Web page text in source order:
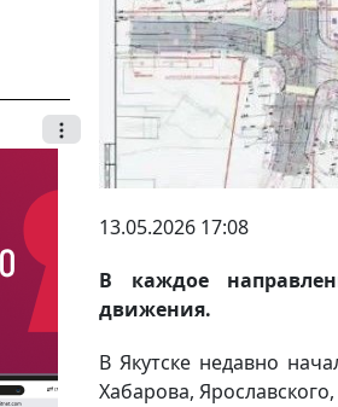
13.05.2026 17:08
В каждое
движения.
В Якутске недавно
Хабарова,